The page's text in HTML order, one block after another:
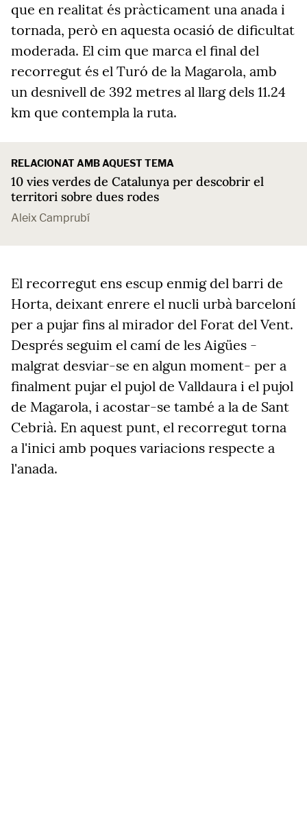
que en realitat és pràcticament una anada i
tornada, però en aquesta ocasió de dificultat
moderada. El cim que marca el final del
recorregut és el Turó de la Magarola, amb
un desnivell de 392 metres al llarg dels 11.24
km que contempla la ruta.
RELACIONAT AMB AQUEST TEMA
10 vies verdes de Catalunya per descobrir el
territori sobre dues rodes
Aleix Camprubí
El recorregut ens escup enmig del barri de
Horta, deixant enrere el nucli urbà barceloní
per a pujar fins al mirador del Forat del Vent.
Després seguim el camí de les Aigües -
malgrat desviar-se en algun moment- per a
finalment pujar el pujol de Valldaura i el pujol
de Magarola, i acostar-se també a la de Sant
Cebrià. En aquest punt, el recorregut torna
a l'inici amb poques variacions respecte a
l'anada.